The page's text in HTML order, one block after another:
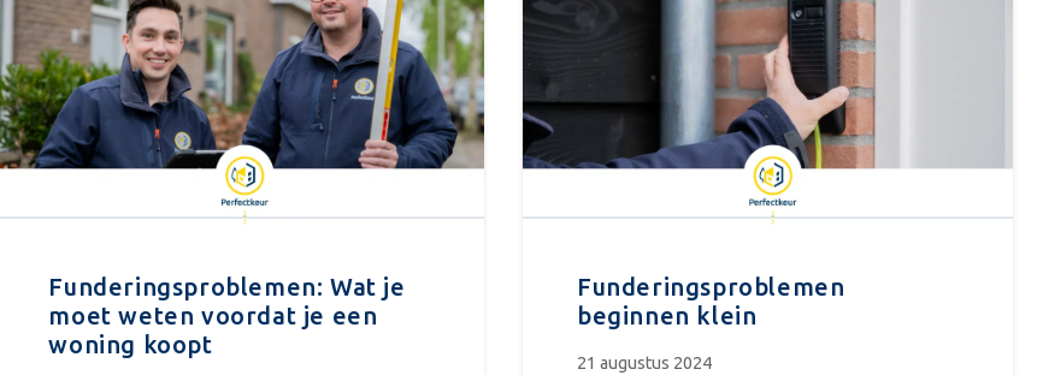
Funderingsproblemen: Wat je
moet weten voordat je een
woning koopt
Funderingsproblemen
beginnen klein
21 augustus 2024